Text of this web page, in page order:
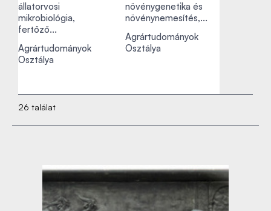
állatorvosi
mikrobiológia,
fertőző...
Agrártudományok
Osztálya
növénygenetika és
növénynemesítés,...
Agrártudományok
Osztálya
26 találat